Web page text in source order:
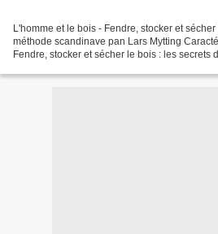
L'homme et le bois - Fendre, stocker et
méthode scandinave pan Lars Mytting
Fendre, stocker et sécher le bois : les secrets